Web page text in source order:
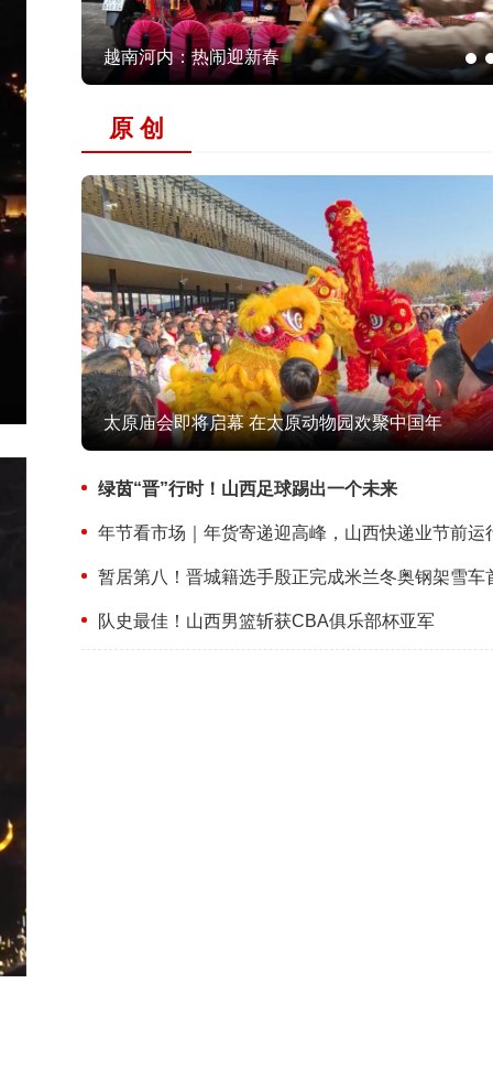
越南河内：热闹迎新春
原 创
太原庙会即将启幕 在太原动物园欢聚中国年
绿茵“晋”行时！山西足球踢出一个未来
年节看市场｜年货寄递迎高峰，山西快递业节前运
暂居第八！晋城籍选手殷正完成米兰冬奥钢架雪车
队史最佳！山西男篮斩获CBA俱乐部杯亚军